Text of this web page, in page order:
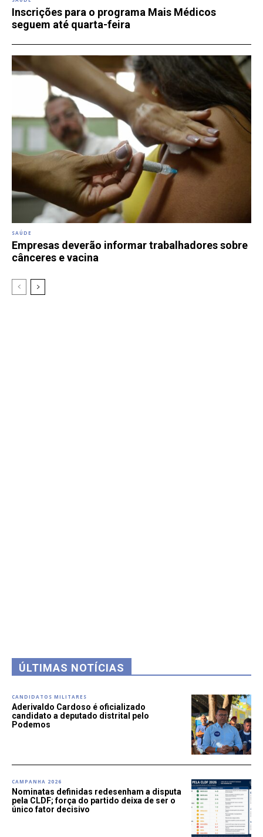
Inscrições para o programa Mais Médicos
seguem até quarta-feira
SAÚDE
Empresas deverão informar trabalhadores sobre
cânceres e vacina
ÚLTIMAS NOTÍCIAS
CANDIDATOS MILITARES
Aderivaldo Cardoso é oficializado
candidato a deputado distrital pelo
Podemos
CAMPANHA 2026
Nominatas definidas redesenham a disputa
pela CLDF; força do partido deixa de ser o
único fator decisivo